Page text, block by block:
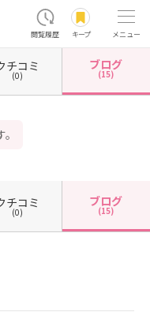
閲覧履歴 キープ メニュー
府大阪市北区 カウンセラー
チコミ
(0)
ブログ
(15)
チコミ
(0)
ブログ
(15)